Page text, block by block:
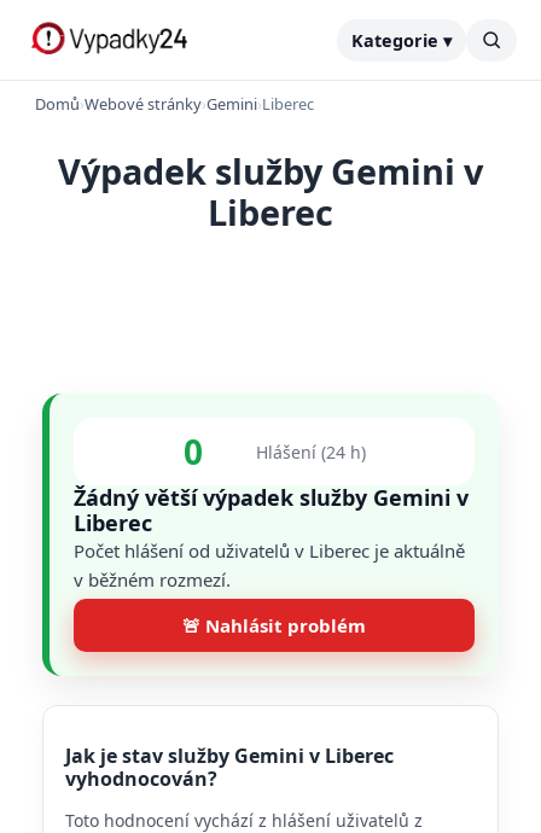
Kategorie ▾
Domů›Webové stránky›Gemini›Liberec
Výpadek služby Gemini v
Liberec
0 Hlášení (24 h)
Žádný větší výpadek služby Gemini v
Liberec
Počet hlášení od uživatelů v Liberec je aktuálně
v běžném rozmezí.
🚨 Nahlásit problém
Jak je stav služby Gemini v Liberec
vyhodnocován?
Toto hodnocení vychází z hlášení uživatelů z